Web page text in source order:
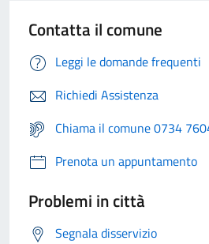
Contatta il comune
Leggi le domande frequenti
Richiedi Assistenza
Chiama il comune 0734
Prenota un appuntamento
Problemi in città
Segnala disservizio